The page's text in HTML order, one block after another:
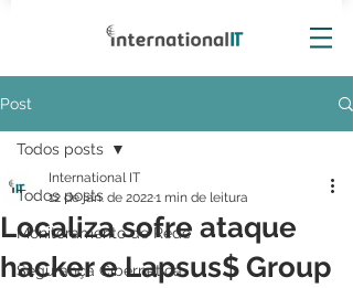
Post
Todos posts
Monitoramento de Rede
Segurança Cibernética
Todos posts
Localiza sofre ataque
hacker e Lapsus$ Group
International IT
12 de jan. de 20221 min de leitura